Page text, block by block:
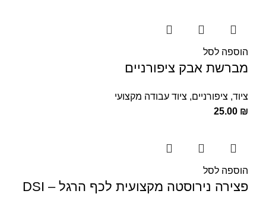
הוספה לסל
מברשת אבק ציפורניים
ציוד, ציפורניים, ציוד עבודה מקצועי
25.00 ₪
הוספה לסל
פצירה נירוסטה מקצועית לכף הרגל – DSI